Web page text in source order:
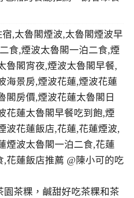
園茶粿，鹹甜好吃茶粿和茶